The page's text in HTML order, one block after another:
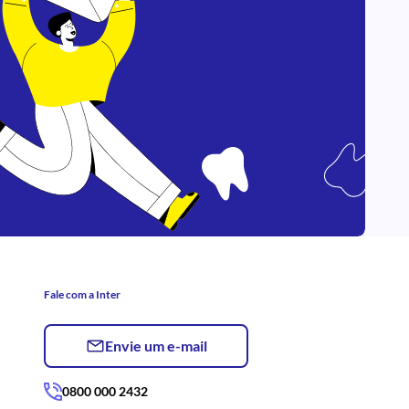
Fale com a Inter
Envie um e-mail
0800 000 2432